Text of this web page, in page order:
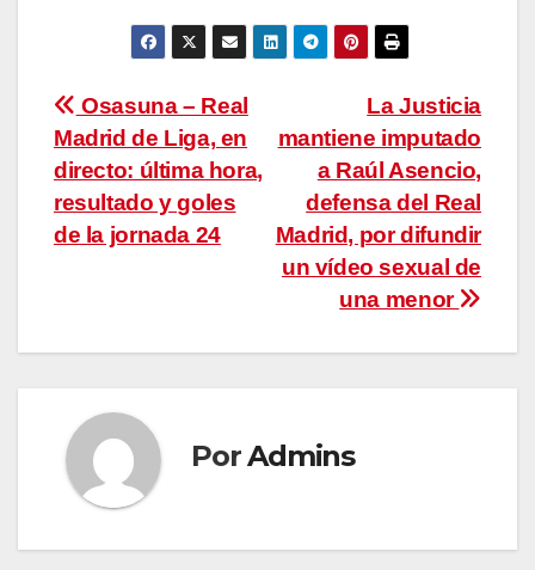
Navegación
de
entradas
La Justicia
mantiene imputado
a Raúl Asencio,
defensa del Real
Madrid, por difundir
un vídeo sexual de
una menor
Osasuna – Real
Madrid de Liga, en
directo: última hora,
resultado y goles
de la jornada 24
PorAdmins